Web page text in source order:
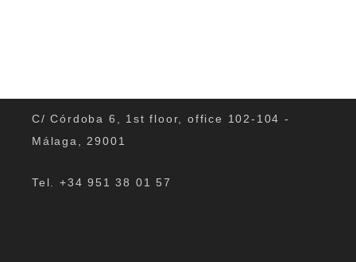
C/ Córdoba 6, 1st floor, office 102-104 -
Málaga, 29001
Tel. +34 951 38 01 57